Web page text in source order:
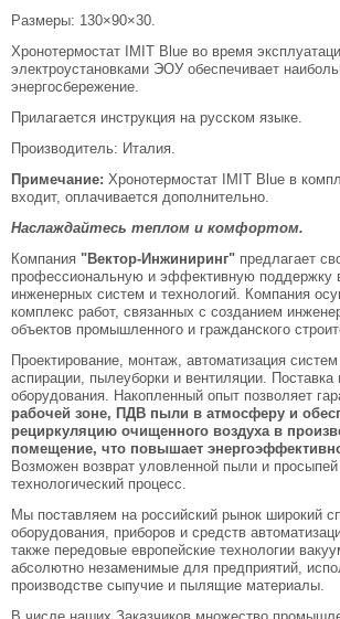
Размеры: 130×90×30.
Хронотермостат IMIT Blue во время
электроустановками ЭОУ обеспечивает
энергосбережение.
Прилагается инструкция на русском языке.
Производитель: Италия.
Примечание: Хронотермостат IMIT Blue в
входит, оплачивается дополнительно.
Наслаждайтесь теплом и комфортом.
Компания "Вектор-Инжиниринг" предлагает
профессиональную и эффективную поддержку
инженерных систем и технологий. Компания
комплекс работ, связанных с созданием
объектов промышленного и гражданского
Проектирование, монтаж, автоматизация
аспирации, пылеуборки и вентиляции. Поставка
оборудования. Накопленный опыт позволяет
рабочей зоне, ПДВ пыли в атмосферу и
рециркуляцию очищенного воздуха в
помещение, что повышает
Возможен возврат уловленной пыли и просыпей
технологический процесс.
Мы поставляем на российский рынок широкий
оборудования, приборов и средств
также передовые европейские технологии
абсолютно незаменимые для предприятий,
производстве сыпучие и пылящие материалы.